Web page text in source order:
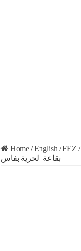
Home/English /FEZ /
بقاعة الحرية بفاس